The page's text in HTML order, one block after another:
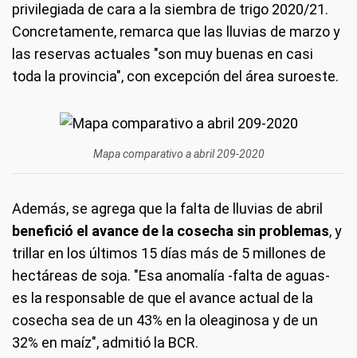
privilegiada de cara a la siembra de trigo 2020/21.
Concretamente, remarca que las lluvias de marzo y
las reservas actuales "son muy buenas en casi
toda la provincia", con excepción del área suroeste.
Mapa comparativo a abril 209-2020
Además, se agrega que la falta de lluvias de abril
benefició el avance de la cosecha sin problemas, y
trillar en los últimos 15 días más de 5 millones de
hectáreas de soja. "Esa anomalía -falta de aguas-
es la responsable de que el avance actual de la
cosecha sea de un 43% en la oleaginosa y de un
32% en maíz", admitió la BCR.